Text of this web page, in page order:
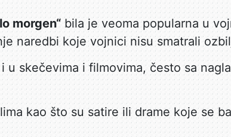
morgen“bila je veoma popularna u
naredbi koje vojnici nisu smatrali
skečevima i filmovima, često sa
kao što su satire ili drame koje se